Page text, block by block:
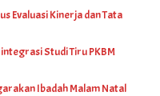
Evaluasi Kinerja dan Tata
Studi Tiru PKBM
Ibadah Malam Natal